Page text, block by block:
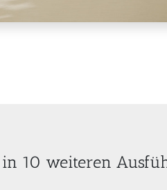
10 weiteren